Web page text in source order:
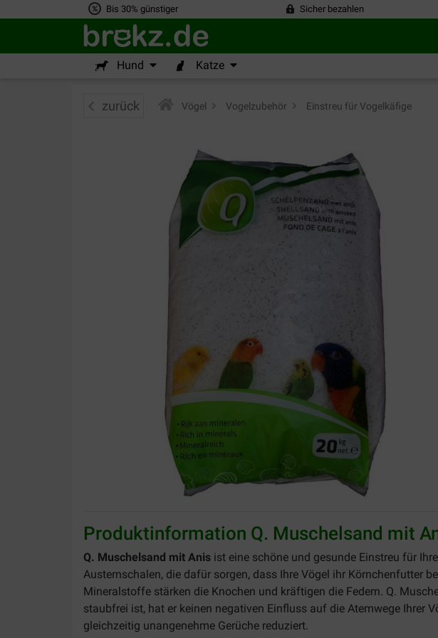
Bis 30% günstiger Sicher bezahlen
Hund Katze
zurück Vögel Vogelzubehör Einstreu für Vogelkäfige
Produktinformation Q. Muschelsand mit
Q. Muschelsand mit Anis ist eine schöne und gesunde Einstreu für
Austernschalen, die dafür sorgen, dass Ihre Vögel ihr Körnchenfutter
Mineralstoffe stärken die Knochen und kräftigen die Federn. Q.
staubfrei ist, hat er keinen negativen Einfluss auf die Atemwege Ihrer
gleichzeitig unangenehme Gerüche reduziert.